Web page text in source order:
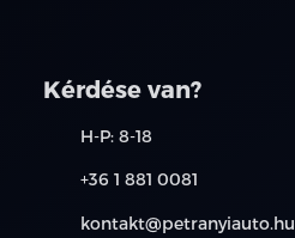
Kérdése van?
H-P: 8-18
+36 1 881 0081
kontakt@petranyiauto.hu